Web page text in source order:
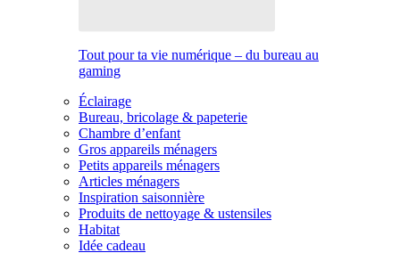
Tout pour ta vie numérique – du bureau au
gaming
Éclairage
Bureau, bricolage & papeterie
Chambre d’enfant
Gros appareils ménagers
Petits appareils ménagers
Articles ménagers
Inspiration saisonnière
Produits de nettoyage & ustensiles
Habitat
Idée cadeau